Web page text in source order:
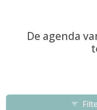
De agenda